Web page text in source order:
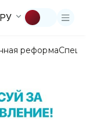
РУ
реформа